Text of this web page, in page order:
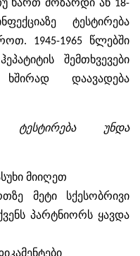
ხართ მოზარდი ან 18-
ტესტირება
1945-1965 წლებში
შემთხვევები
დაავადება
ტესტირება უნდა
მიიღეთ
მეტი სქესობრივი
პარტნიორს ყავდა